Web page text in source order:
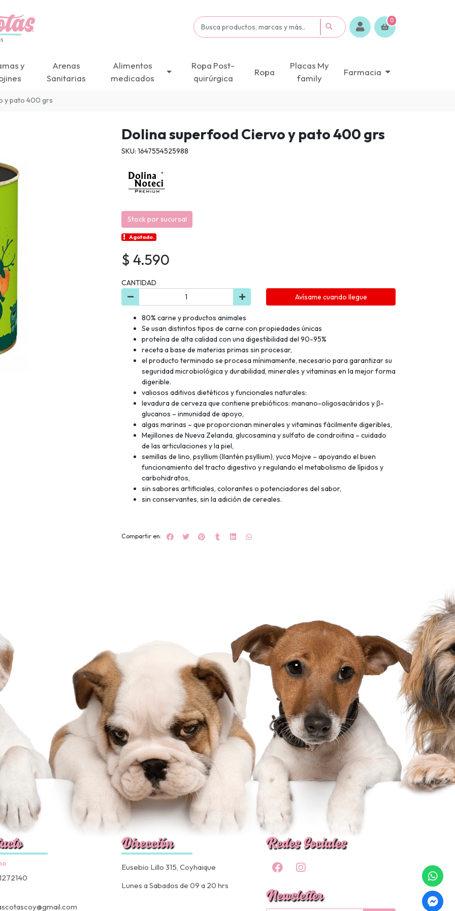
0
y
Arenas
Sanitarias
Alimentos
medicados
Ropa Post-
quirúrgica
Ropa
Placas My
family
Farmacia
y pato 400 grs
Dolina superfood Ciervo y pato 400 grs
SKU: 1647554525988
Stock por sucursal
Agotado.
$ 4.590
CANTIDAD
Avísame cuando llegue
80% carne y productos animales
Se usan distintos tipos de carne con propiedades únicas
proteína de alta calidad con una digestibilidad del 90-95%
receta a base de materias primas sin procesar,
el producto terminado se procesa mínimamente, necesario para garantizar su
seguridad microbiológica y durabilidad, minerales y vitaminas en la mejor forma
digerible.
valiosos aditivos dietéticos y funcionales naturales:
levadura de cerveza que contiene prebióticos: manano-oligosacáridos y β-
glucanos – inmunidad de apoyo,
algas marinas – que proporcionan minerales y vitaminas fácilmente digeribles,
Mejillones de Nueva Zelanda, glucosamina y sulfato de condroitina – cuidado
de las articulaciones y la piel,
semillas de lino, psyllium (llantén psyllium), yuca Mojve – apoyando el buen
funcionamiento del tracto digestivo y regulando el metabolismo de lípidos y
carbohidratos,
sin sabores artificiales, colorantes o potenciadores del sabor,
sin conservantes, sin la adición de cereales.
Compartir en:
Dirección
Eusebio Lillo 315, Coyhaique
Lunes a Sabados de 09 a 20 hrs
Redes Sociales
Newsletter